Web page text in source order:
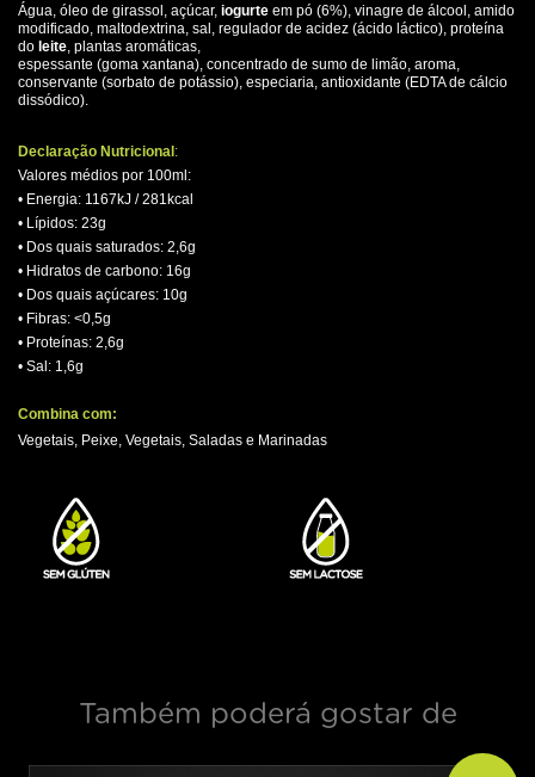
Água, óleo de girassol, açúcar, iogurte em pó (6%), vinagre de álcool, amido
modificado, maltodextrina, sal, regulador de acidez (ácido láctico), proteína
do leite, plantas aromáticas,
espessante (goma xantana), concentrado de sumo de limão, aroma,
conservante (sorbato de potássio), especiaria, antioxidante (EDTA de cálcio
dissódico).
Declaração Nutricional:
Valores médios por 100ml:
• Energia: 1167kJ / 281kcal
• Lípidos: 23g
• Dos quais saturados: 2,6g
• Hidratos de carbono: 16g
• Dos quais açúcares: 10g
• Fibras: <0,5g
• Proteínas: 2,6g
• Sal: 1,6g
Combina com:
Vegetais, Peixe, Vegetais, Saladas e Marinadas
Também poderá gostar de